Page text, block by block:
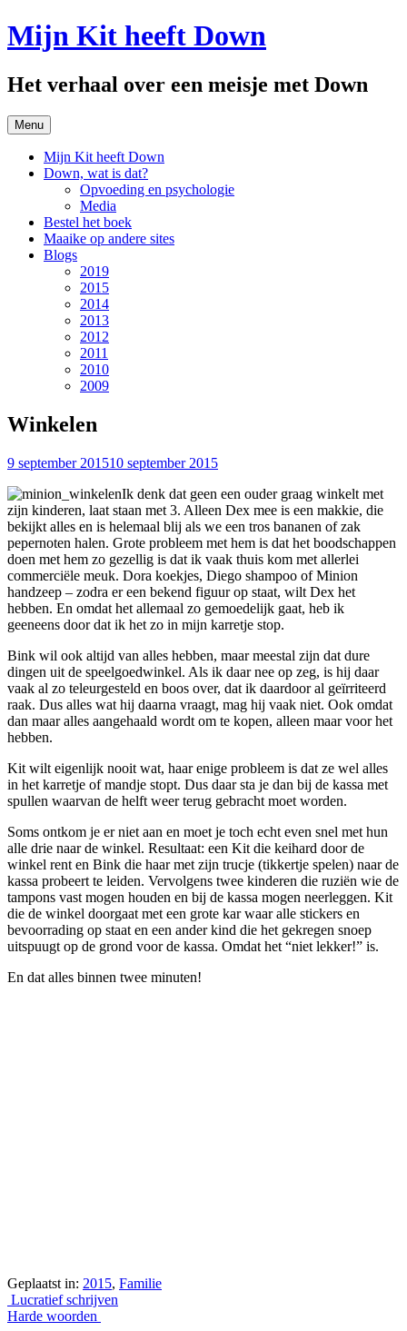
Spring
naar
Mijn Kit heeft Down
Het verhaal over een meisje met Down
Menu
Mijn Kit heeft Down
Down, wat is dat?
Opvoeding en psychologie
Media
Bestel het boek
Maaike op andere sites
Blogs
2019
2015
2014
2013
2012
2011
2010
2009
Winkelen
9 september 201510 september 2015
Ik denk dat geen een ouder graag winkelt met
zijn kinderen, laat staan met 3. Alleen Dex mee is een makkie, die
bekijkt alles en is helemaal blij als we een tros bananen of zak
pepernoten halen. Grote probleem met hem is dat het boodschappen
doen met hem zo gezellig is dat ik vaak thuis kom met allerlei
commerciële meuk. Dora koekjes, Diego shampoo of Minion
handzeep – zodra er een bekend figuur op staat, wilt Dex het
hebben. En omdat het allemaal zo gemoedelijk gaat, heb ik
geeneens door dat ik het zo in mijn karretje stop.
Bink wil ook altijd van alles hebben, maar meestal zijn dat dure
dingen uit de speelgoedwinkel. Als ik daar nee op zeg, is hij daar
vaak al zo teleurgesteld en boos over, dat ik daardoor al geïrriteerd
raak. Dus alles wat hij daarna vraagt, mag hij vaak niet. Ook omdat
dan maar alles aangehaald wordt om te kopen, alleen maar voor het
hebben.
Kit wilt eigenlijk nooit wat, haar enige probleem is dat ze wel alles
in het karretje of mandje stopt. Dus daar sta je dan bij de kassa met
spullen waarvan de helft weer terug gebracht moet worden.
Soms ontkom je er niet aan en moet je toch echt even snel met hun
alle drie naar de winkel. Resultaat: een Kit die keihard door de
winkel rent en Bink die haar met zijn trucje (tikkertje spelen) naar de
kassa probeert te leiden. Vervolgens twee kinderen die ruziën wie de
tampons vast mogen houden en bij de kassa mogen neerleggen. Kit
die de winkel doorgaat met een grote kar waar alle stickers en
bevoorrading op staat en een ander kind die het gekregen snoep
uitspuugt op de grond voor de kassa. Omdat het “niet lekker!” is.
En dat alles binnen twee minuten!
Geplaatst in: 2015, Familie
Berichtnavigatie
Lucratief schrijven
Harde woorden